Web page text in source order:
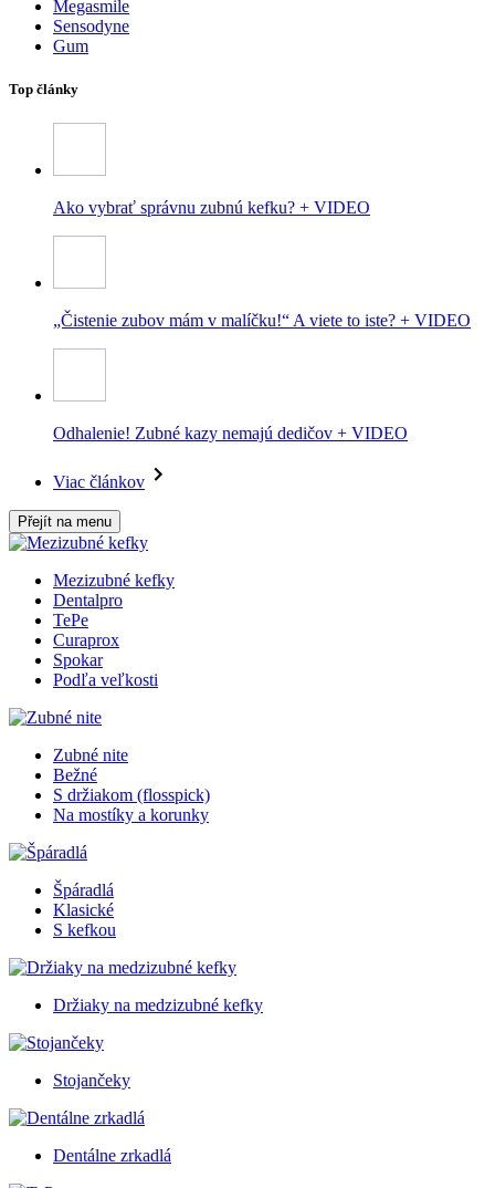
Megasmile
Sensodyne
Gum
Top články
Ako vybrať správnu zubnú kefku? + VIDEO
„Čistenie zubov mám v malíčku!“ A viete to iste? + VIDEO
Odhalenie! Zubné kazy nemajú dedičov + VIDEO
Viac článkov
Přejít na menu
Mezizubné kefky
Dentalpro
TePe
Curaprox
Spokar
Podľa veľkosti
Zubné nite
Bežné
S držiakom (flosspick)
Na mostíky a korunky
Špáradlá
Klasické
S kefkou
Držiaky na medzizubné kefky
Stojančeky
Dentálne zrkadlá